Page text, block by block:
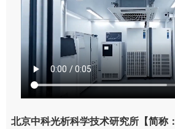
北京中科光析科学技术研究所【简称